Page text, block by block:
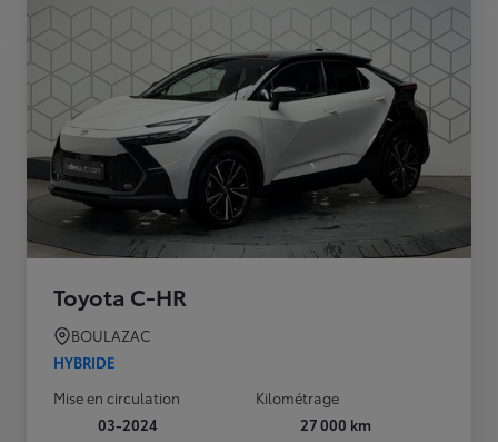
Toyota C-HR
BOULAZAC
HYBRIDE
Mise en circulation
03-2024
Kilométrage
27 000 km